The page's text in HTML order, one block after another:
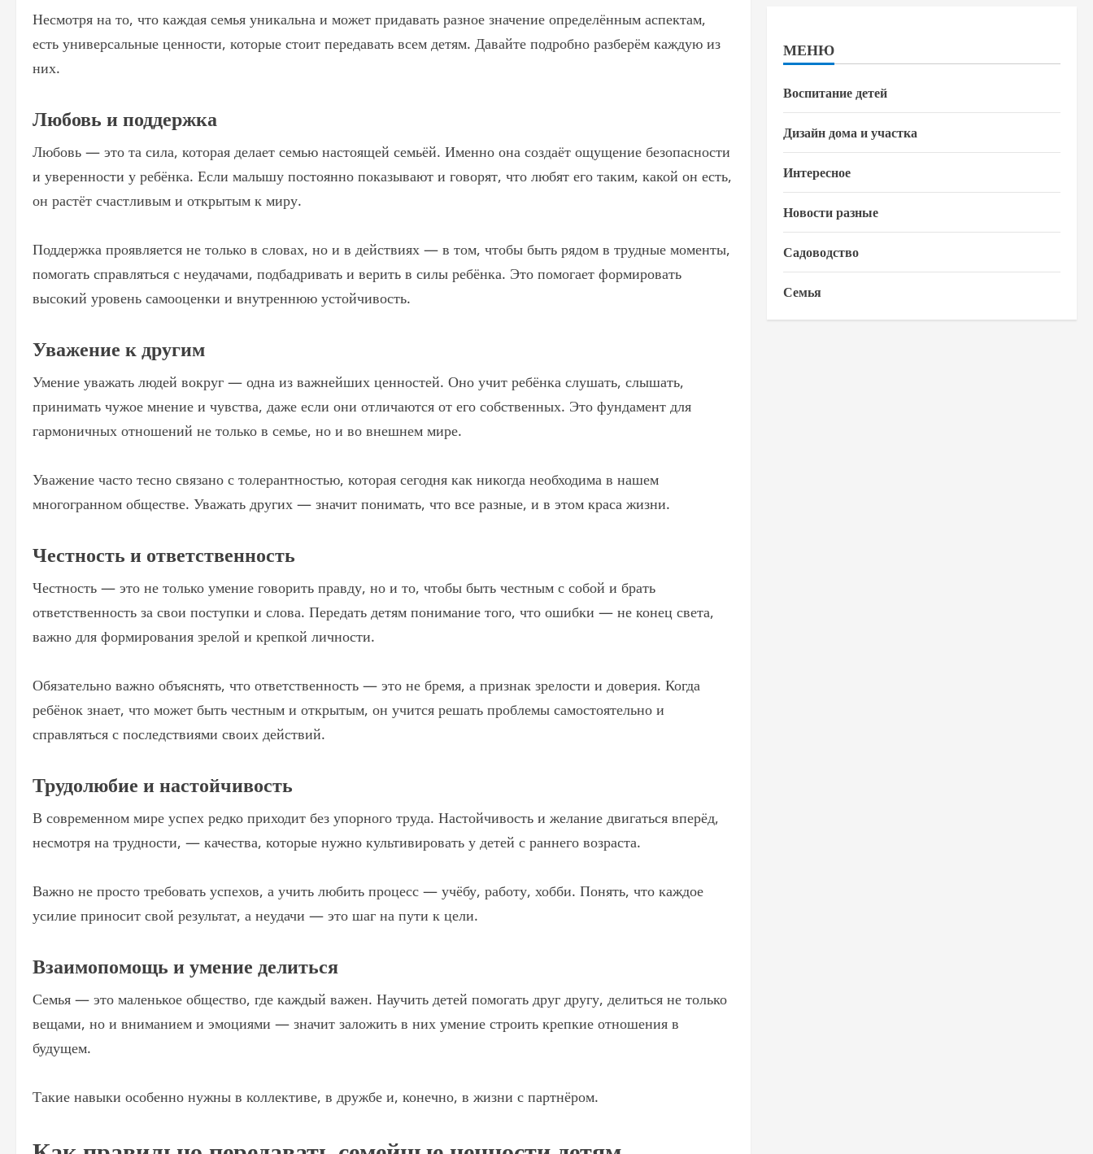
Несмотря на то, что каждая семья уникальна и может придавать разное значение определённым аспектам,
есть универсальные ценности, которые стоит передавать всем детям. Давайте подробно разберём каждую из
них.
Любовь и поддержка
Любовь — это та сила, которая делает семью настоящей семьёй. Именно она создаёт ощущение безопасности
и уверенности у ребёнка. Если малышу постоянно показывают и говорят, что любят его таким, какой он есть,
он растёт счастливым и открытым к миру.
Поддержка проявляется не только в словах, но и в действиях — в том, чтобы быть рядом в трудные моменты,
помогать справляться с неудачами, подбадривать и верить в силы ребёнка. Это помогает формировать
высокий уровень самооценки и внутреннюю устойчивость.
Уважение к другим
Умение уважать людей вокруг — одна из важнейших ценностей. Оно учит ребёнка слушать, слышать,
принимать чужое мнение и чувства, даже если они отличаются от его собственных. Это фундамент для
гармоничных отношений не только в семье, но и во внешнем мире.
Уважение часто тесно связано с толерантностью, которая сегодня как никогда необходима в нашем
многогранном обществе. Уважать других — значит понимать, что все разные, и в этом краса жизни.
Честность и ответственность
Честность — это не только умение говорить правду, но и то, чтобы быть честным с собой и брать
ответственность за свои поступки и слова. Передать детям понимание того, что ошибки — не конец света,
важно для формирования зрелой и крепкой личности.
Обязательно важно объяснять, что ответственность — это не бремя, а признак зрелости и доверия. Когда
ребёнок знает, что может быть честным и открытым, он учится решать проблемы самостоятельно и
справляться с последствиями своих действий.
Трудолюбие и настойчивость
В современном мире успех редко приходит без упорного труда. Настойчивость и желание двигаться вперёд,
несмотря на трудности, — качества, которые нужно культивировать у детей с раннего возраста.
Важно не просто требовать успехов, а учить любить процесс — учёбу, работу, хобби. Понять, что каждое
усилие приносит свой результат, а неудачи — это шаг на пути к цели.
Взаимопомощь и умение делиться
Семья — это маленькое общество, где каждый важен. Научить детей помогать друг другу, делиться не только
вещами, но и вниманием и эмоциями — значит заложить в них умение строить крепкие отношения в
будущем.
Такие навыки особенно нужны в коллективе, в дружбе и, конечно, в жизни с партнёром.
МЕНЮ
Воспитание детей
Дизайн дома и участка
Интересное
Новости разные
Садоводство
Семья